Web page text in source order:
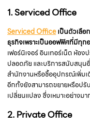
1.Serviced Office
Serviced Officeเป็นตัวเลือ
ธุรกิจเพราะเป็นออฟฟิศที่มีทุก
เฟอร์นิเจอร์ อินเทอร์เน็ต ห้อ
ปลอดภัย และบริการสนับสนุน
สำนักงานหรือซื้ออุปกรณ์เพิ่ม
อีกทั้งยังสามารถขยายหรือป
เปลี่ยนแปลง ซึ่งเหมาะอย่างม
2.Private Office